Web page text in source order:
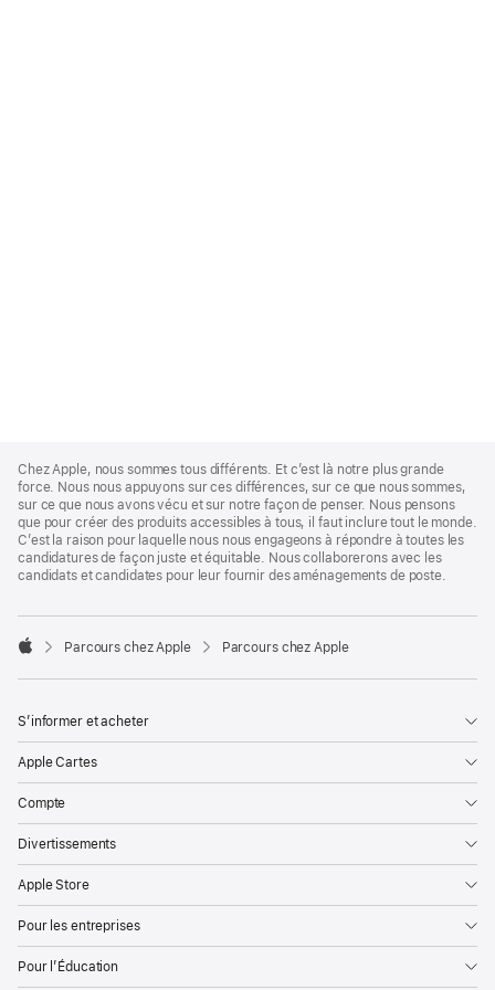
Footer
Chez Apple, nous sommes tous différents. Et c’est là notre plus grande
force. Nous nous appuyons sur ces différences, sur ce que nous sommes,
sur ce que nous avons vécu et sur notre façon de penser. Nous pensons
que pour créer des produits accessibles à tous, il faut inclure tout le monde.
C’est la raison pour laquelle nous nous engageons à répondre à toutes les
candidatures de façon juste et équitable. Nous collaborerons avec les
candidats et candidates pour leur fournir des aménagements de poste.

Parcours chez Apple Parcours chez Apple
S’informer et acheter
Apple Cartes
Compte
Divertissements
Apple Store
Pour les entreprises
Pour l’Éducation